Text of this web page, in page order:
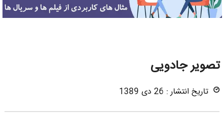
تصویر جادویی
تاریخ انتشار : 26 دی 1389